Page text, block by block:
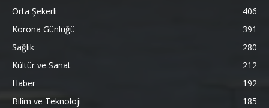
Orta Şekerli
406
Korona Günlüğü
391
Sağlık
280
Kültür ve Sanat
212
Haber
192
Bilim ve Teknoloji
185